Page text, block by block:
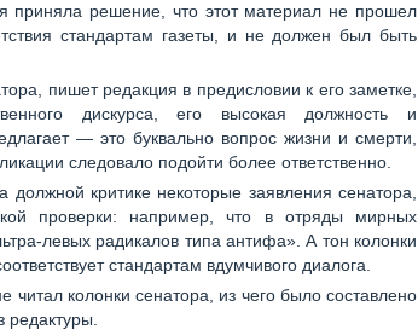
приняла решение, что этот материал не прошел
стандартам газеты, и не должен был быть
пишет редакция в предисловии к его заметке,
дискурса, его высокая должность и
— это буквально вопрос жизни и смерти,
следовало подойти более ответственно.
должной критике некоторые заявления сенатора,
проверки: например, что в отряды мирных
левых радикалов типа антифа». А тон колонки
стандартам вдумчивого диалога.
читал колонки сенатора, из чего было составлено
редактуры.